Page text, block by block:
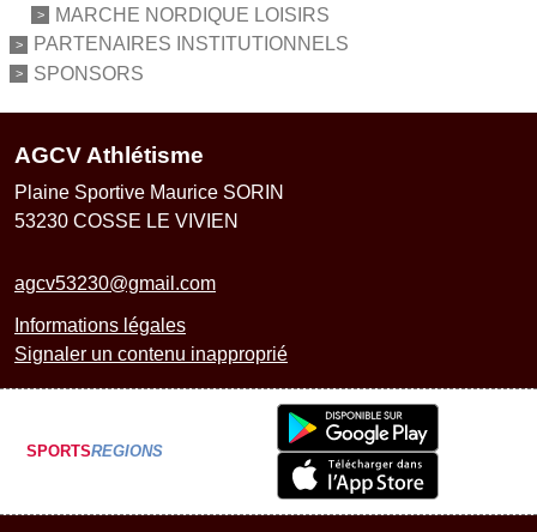
MARCHE NORDIQUE LOISIRS
PARTENAIRES INSTITUTIONNELS
SPONSORS
AGCV Athlétisme
Plaine Sportive Maurice SORIN
53230 COSSE LE VIVIEN
agcv53230@gmail.com
Informations légales
Signaler un contenu inapproprié
SPORTSREGIONS